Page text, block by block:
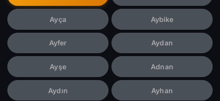
Ayça Aybike
Ayfer Aydan
Ayşe Adnan
Aydın Ayhan